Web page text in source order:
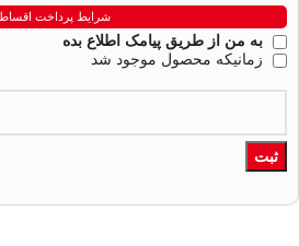
شرایط پرداخت اقساط
به من از طریق پیامک اطلاع بده
زمانیکه محصول موجود شد
ثبت